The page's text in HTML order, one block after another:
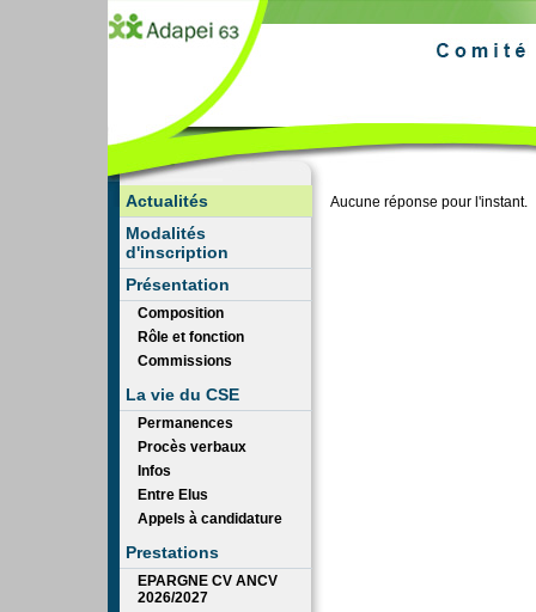
Actualités
Modalités
d'inscription
Présentation
Composition
Rôle et fonction
Commissions
La vie du CSE
Permanences
Procès verbaux
Infos
Entre Elus
Appels à candidature
Prestations
EPARGNE CV ANCV
2026/2027
Aucune réponse pour l'instant.